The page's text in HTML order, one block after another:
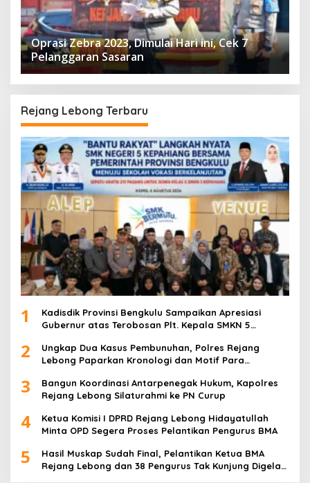
Oprasi Zebra 2023, Dimulai Hari ini, Cek 7
Pelanggaran Sasaran
Rejang Lebong Terbaru
1
Kadisdik Provinsi Bengkulu Sampaikan Apresiasi
Gubernur atas Terobosan Plt. Kepala SMKN 5
2
Ungkap Dua Kasus Pembunuhan, Polres Rejang
Lebong Paparkan Kronologi dan Motif Para
3
Bangun Koordinasi Antarpenegak Hukum, Kapolres
Rejang Lebong Silaturahmi ke PN Curup
4
Ketua Komisi I DPRD Rejang Lebong Hidayatullah
Minta OPD Segera Proses Pelantikan Pengurus BMA
5
Hasil Muskap Sudah Final, Pelantikan Ketua BMA
Rejang Lebong dan 38 Pengurus Tak Kunjung Digelar,